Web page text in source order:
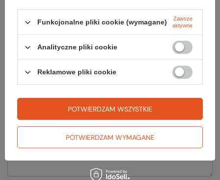
ZADAJ PYTANIE
Napisz swoją opinię
5/5
Treść twojej opinii
Funkcjonalne pliki cookie (wymagane)
Zawsze
aktywne
Analityczne pliki cookie
Reklamowe pliki cookie
POTWIERDZAM WYMAGANE
POTWIERDZAM WSZYSTKIE